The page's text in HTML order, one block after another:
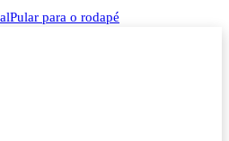
Pular para o rodapé